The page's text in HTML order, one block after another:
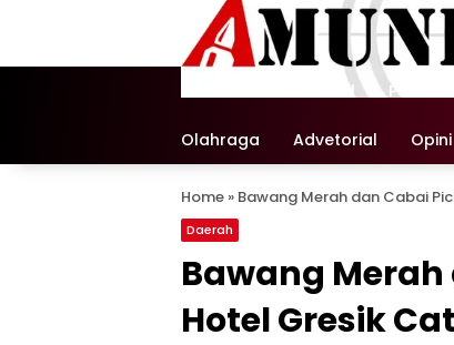
Nasional
Olahraga Advetorial Opini
Home » Bawang Merah dan Cabai
Daerah
Bawang
Hotel Gresik